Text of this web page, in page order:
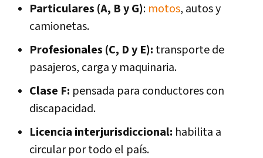
Particulares (A, B y G): motos, autos y
camionetas.
Profesionales (C, D y E): transporte de
pasajeros, carga y maquinaria.
Clase F: pensada para conductores con
discapacidad.
Licencia interjurisdiccional: habilita a
circular por todo el país.